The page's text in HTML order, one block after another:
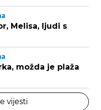
Melisa, ljudi s
možda je plaža
vijesti